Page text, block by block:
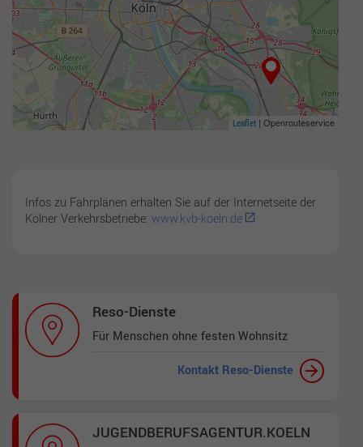
Leaflet | Openrouteservice
Infos zu Fahrplänen erhalten Sie auf der Internetseite der
Kölner Verkehrsbetriebe: www.kvb-koeln.de
Reso-Dienste
Für Menschen ohne festen Wohnsitz
Kontakt Reso-Dienste
JUGENDBERUFSAGENTUR.KOELN